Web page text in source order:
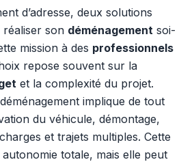
d’adresse, deux solutions
réaliser son déménagement soi-
mission à des professionnels
repose souvent sur la
et la complexité du projet.
implique de tout
du véhicule, démontage,
et trajets multiples. Cette
totale, mais elle peut